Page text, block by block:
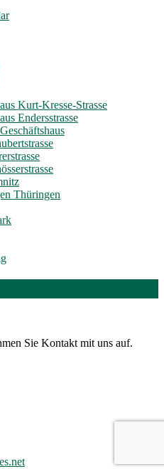
Kurt-Kresse-Strasse
Endersstrasse
Thüringen
Sie Kontakt mit uns auf.